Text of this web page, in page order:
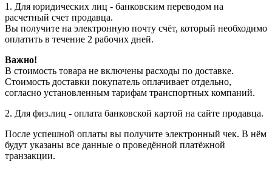
1. Для юридических лиц - банковским переводом на
расчетный счет продавца.
Вы получите на электронную почту счёт, который необходимо
оплатить в течение 2 рабочих дней.
Важно!
В стоимость товара не включены расходы по доставке.
Стоимость доставки покупатель оплачивает отдельно,
согласно установленным тарифам транспортных компаний.
2. Для физ.лиц - оплата банковской картой на сайте продавца.
После успешной оплаты вы получите электронный чек. В нём
будут указаны все данные о проведённой платёжной
транзакции.